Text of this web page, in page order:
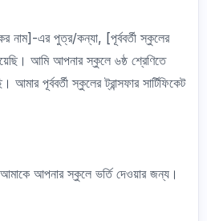
নাম]-এর পুত্র/কন্যা, [পূর্ববর্তী স্কুলের
আমি আপনার স্কুলে ৬ষ্ঠ শ্রেণিতে
পূর্ববর্তী স্কুলের ট্রান্সফার সার্টিফিকেট
আপনার স্কুলে ভর্তি দেওয়ার জন্য।